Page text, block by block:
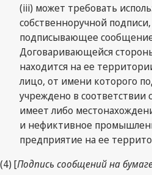
(iii) может требовать
собственноручной
подписывающее
Договаривающейся
находится на ее
лицо, от имени которого
учреждено в соответствии
имеет либо
и нефиктивное
предприятие на ее
(4) [Подпись сообщений на